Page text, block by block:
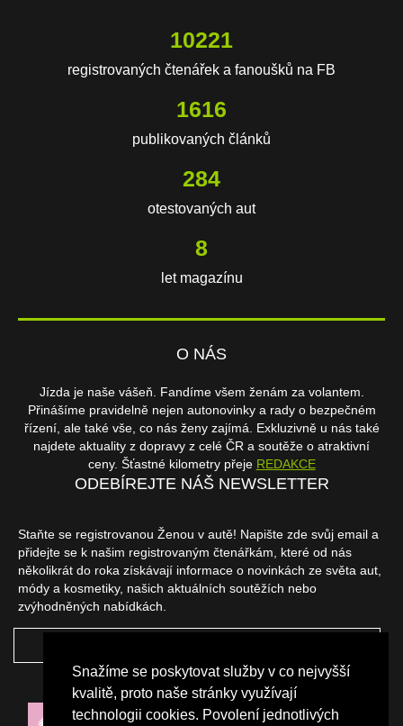
Snažíme se poskytovat služby v co nejvyšší
kvalitě, proto naše stránky využívají
technologii cookies. Povolení jednotlivých
15397
registrovaných čtenářek a fanoušků na FB
2434
publikovaných článků
428
otestovaných aut
12
let magazínu
O NÁS
Jízda je naše vášeň. Fandíme všem ženám za volantem.
Přinášíme pravidelně nejen autonovinky a rady o bezpečném
řízení, ale také vše, co nás ženy zajímá. Exkluzivně u nás také
najdete aktuality z dopravy z celé ČR a soutěže o atraktivní
ceny. Šťastné kilometry přeje REDAKCE
ODEBÍREJTE NÁŠ NEWSLETTER
Staňte se registrovanou Ženou v autě! Napište zde svůj email a
přidejte se k našim registrovaným čtenářkám, které od nás
několikrát do roka získávají informace o novinkách ze světa aut,
módy a kosmetiky, našich aktuálních soutěžích nebo
zvýhodněných nabídkách.
NAŠI PARTNEŘI